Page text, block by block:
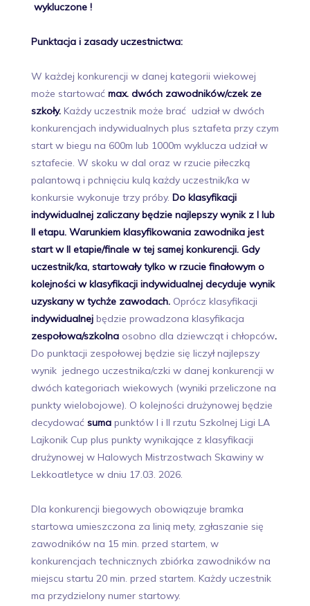
wykluczone !
Punktacja i zasady uczestnictwa:
W każdej konkurencji w danej kategorii wiekowej
może startować max. dwóch zawodników/czek ze
szkoły. Każdy uczestnik może brać udział w dwóch
konkurencjach indywidualnych plus sztafeta przy czym
start w biegu na 600m lub 1000m wyklucza udział w
sztafecie. W skoku w dal oraz w rzucie piłeczką
palantową i pchnięciu kulą każdy uczestnik/ka w
konkursie wykonuje trzy próby. Do klasyfikacji
indywidualnej zaliczany będzie najlepszy wynik z I lub
II etapu. Warunkiem klasyfikowania zawodnika jest
start w II etapie/finale w tej samej konkurencji. Gdy
uczestnik/ka, startowały tylko w rzucie finałowym o
kolejności w klasyfikacji indywidualnej decyduje wynik
uzyskany w tychże zawodach. Oprócz klasyfikacji
indywidualnej będzie prowadzona klasyfikacja
zespołowa/szkolna osobno dla dziewcząt i chłopców.
Do punktacji zespołowej będzie się liczył najlepszy
wynik jednego uczestnika/czki w danej konkurencji w
dwóch kategoriach wiekowych (wyniki przeliczone na
punkty wielobojowe). O kolejności drużynowej będzie
decydować suma punktów I i II rzutu Szkolnej Ligi LA
Lajkonik Cup plus punkty wynikające z klasyfikacji
drużynowej w Halowych Mistrzostwach Skawiny w
Lekkoatletyce w dniu 17.03. 2026.
Dla konkurencji biegowych obowiązuje bramka
startowa umieszczona za linią mety, zgłaszanie się
zawodników na 15 min. przed startem, w
konkurencjach technicznych zbiórka zawodników na
miejscu startu 20 min. przed startem. Każdy uczestnik
ma przydzielony numer startowy.